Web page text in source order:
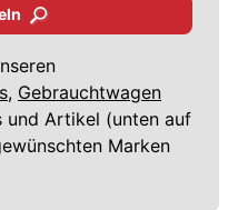
Gebrauchtwagen
und Artikel (unten auf
Marken